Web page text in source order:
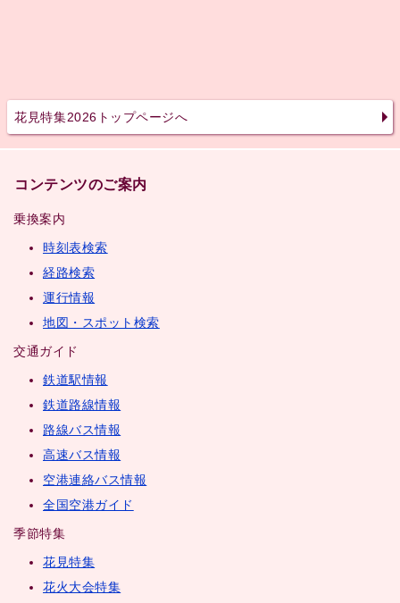
花見特集2026トップページへ
コンテンツのご案内
乗換案内
時刻表検索
経路検索
運行情報
地図・スポット検索
交通ガイド
鉄道駅情報
鉄道路線情報
路線バス情報
高速バス情報
空港連絡バス情報
全国空港ガイド
季節特集
花見特集
花火大会特集